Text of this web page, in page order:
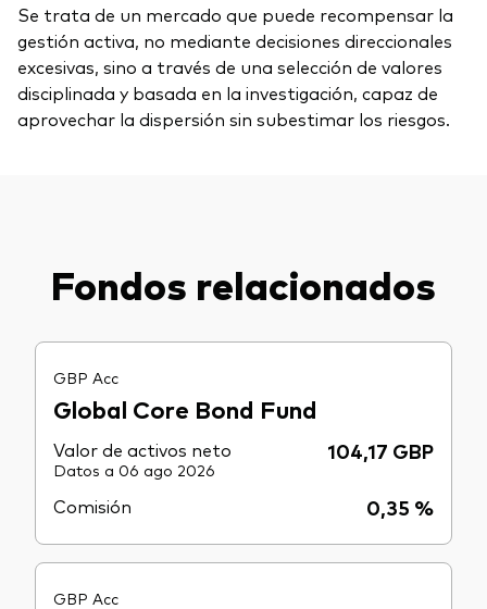
Se trata de un mercado que puede recompensar la
gestión activa, no mediante decisiones direccionales
excesivas, sino a través de una selección de valores
disciplinada y basada en la investigación, capaz de
aprovechar la dispersión sin subestimar los riesgos.
Fondos relacionados
GBP Acc
Global Core Bond Fund
Valor de activos neto 104,17 GBP
Datos a 06 ago 2026
Comisión 0,35 %
GBP Acc